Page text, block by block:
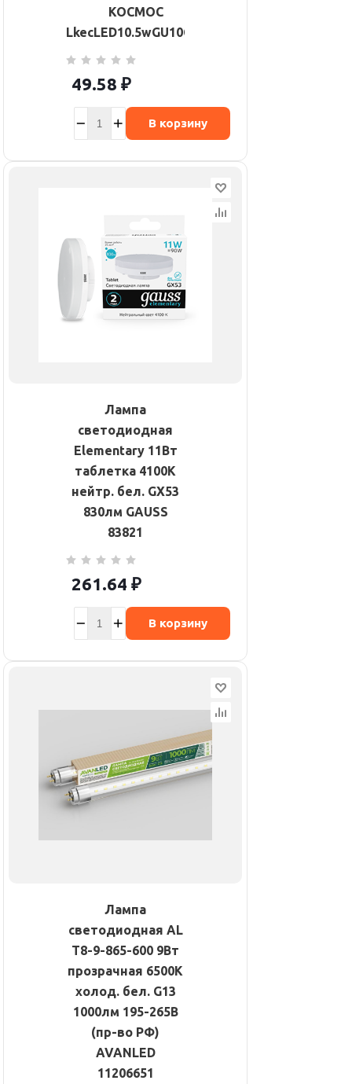
КОСМОС
LkecLED10.5wGU10C30
49.58 ₽
В корзину
Лампа
светодиодная
Elementary 11Вт
таблетка 4100К
нейтр. бел. GX53
830лм GAUSS
83821
261.64 ₽
В корзину
Лампа
светодиодная AL
T8-9-865-600 9Вт
прозрачная 6500К
холод. бел. G13
1000лм 195-265В
(пр-во РФ)
AVANLED
11206651